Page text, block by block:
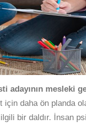
adayının mesleki
daha ön planda
bir daldır. İnsan